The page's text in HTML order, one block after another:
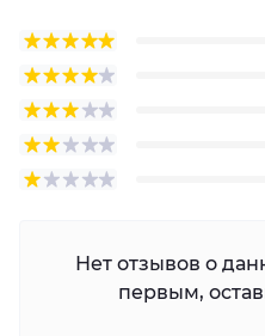
Нет отзывов о
первым,